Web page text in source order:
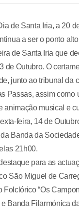
de Santa Iria, a 20
a ser o ponto
de Santa Iria que
de Outubro. O
junto ao tribunal da
Passas, assim como
animação musical e
feira, 14 de
Banda da
21h00.
para as
São Miguel de
Folclórico “Os
Banda Filarmónica